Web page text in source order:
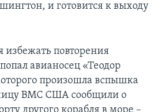
и готовится к выходу
повторения
авианосец «Теодор
произошла вспышка
ВМС США сообщили о